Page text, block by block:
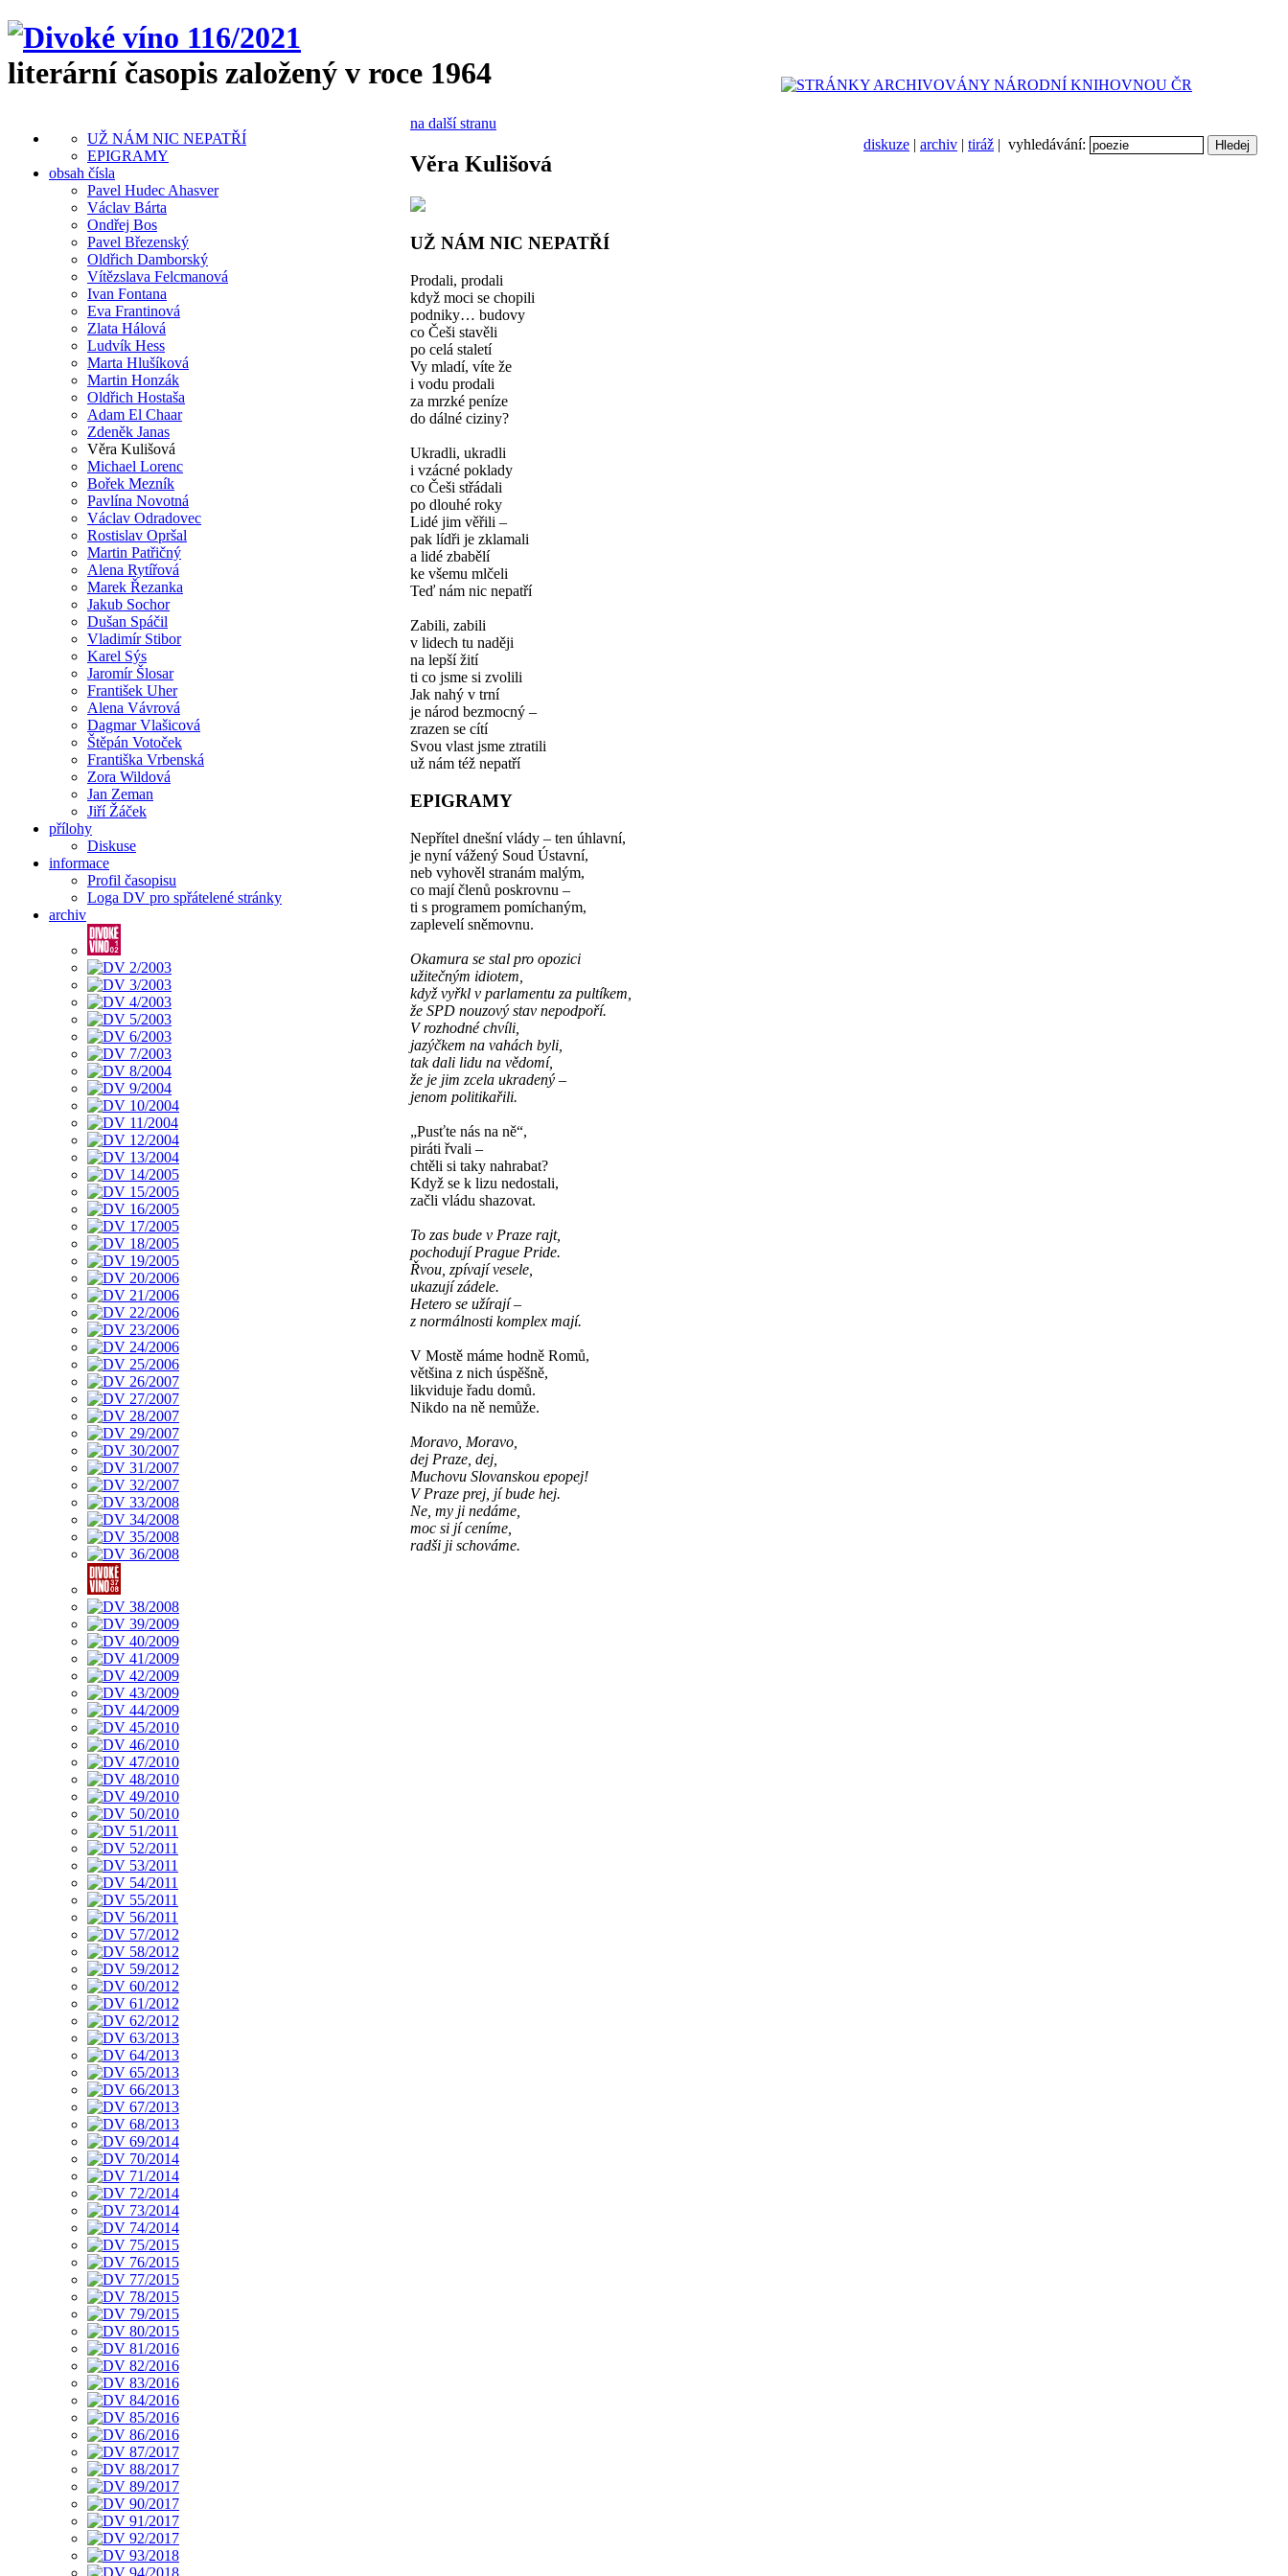
literární časopis založený v roce 1964
diskuze | archiv | tiráž | vyhledávání:
UŽ NÁM NIC NEPATŘÍ
EPIGRAMY
obsah čísla
Pavel Hudec Ahasver
Václav Bárta
Ondřej Bos
Pavel Březenský
Oldřich Damborský
Vítězslava Felcmanová
Ivan Fontana
Eva Frantinová
Zlata Hálová
Ludvík Hess
Marta Hlušíková
Martin Honzák
Oldřich Hostaša
Adam El Chaar
Zdeněk Janas
Věra Kulišová
Michael Lorenc
Bořek Mezník
Pavlína Novotná
Václav Odradovec
Rostislav Opršal
Martin Patřičný
Alena Rytířová
Marek Řezanka
Jakub Sochor
Dušan Spáčil
Vladimír Stibor
Karel Sýs
Jaromír Šlosar
František Uher
Alena Vávrová
Dagmar Vlašicová
Štěpán Votoček
Františka Vrbenská
Zora Wildová
Jan Zeman
Jiří Žáček
přílohy
Diskuse
informace
Profil časopisu
Loga DV pro spřátelené stránky
archiv
na další stranu
Věra Kulišová
UŽ NÁM NIC NEPATŘÍ
Prodali, prodali
když moci se chopili
podniky… budovy
co Češi stavěli
po celá staletí
Vy mladí, víte že
i vodu prodali
za mrzké peníze
do dálné ciziny?
Ukradli, ukradli
i vzácné poklady
co Češi střádali
po dlouhé roky
Lidé jim věřili –
pak lídři je zklamali
a lidé zbabělí
ke všemu mlčeli
Teď nám nic nepatří
Zabili, zabili
v lidech tu naději
na lepší žití
ti co jsme si zvolili
Jak nahý v trní
je národ bezmocný –
zrazen se cítí
Svou vlast jsme ztratili
už nám též nepatří
EPIGRAMY
Nepřítel dnešní vlády – ten úhlavní,
je nyní vážený Soud Ústavní,
neb vyhověl stranám malým,
co mají členů poskrovnu –
ti s programem pomíchaným,
zaplevelí sněmovnu.
Okamura se stal pro opozici
užitečným idiotem,
když vyřkl v parlamentu za pultíkem,
že SPD nouzový stav nepodpoří.
V rozhodné chvíli,
jazýčkem na vahách byli,
tak dali lidu na vědomí,
že je jim zcela ukradený –
jenom politikařili.
„Pusťte nás na ně“,
piráti řvali –
chtěli si taky nahrabat?
Když se k lizu nedostali,
začli vládu shazovat.
To zas bude v Praze rajt,
pochodují Prague Pride.
Řvou, zpívají vesele,
ukazují zádele.
Hetero se užírají –
z normálnosti komplex mají.
V Mostě máme hodně Romů,
většina z nich úspěšně,
likviduje řadu domů.
Nikdo na ně nemůže.
Moravo, Moravo,
dej Praze, dej,
Muchovu Slovanskou epopej!
V Praze prej, jí bude hej.
Ne, my ji nedáme,
moc si jí ceníme,
radši ji schováme.